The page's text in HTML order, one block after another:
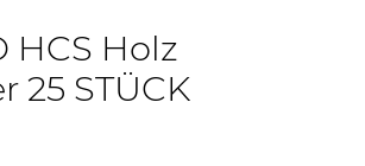
HCS Holz
25 STÜCK